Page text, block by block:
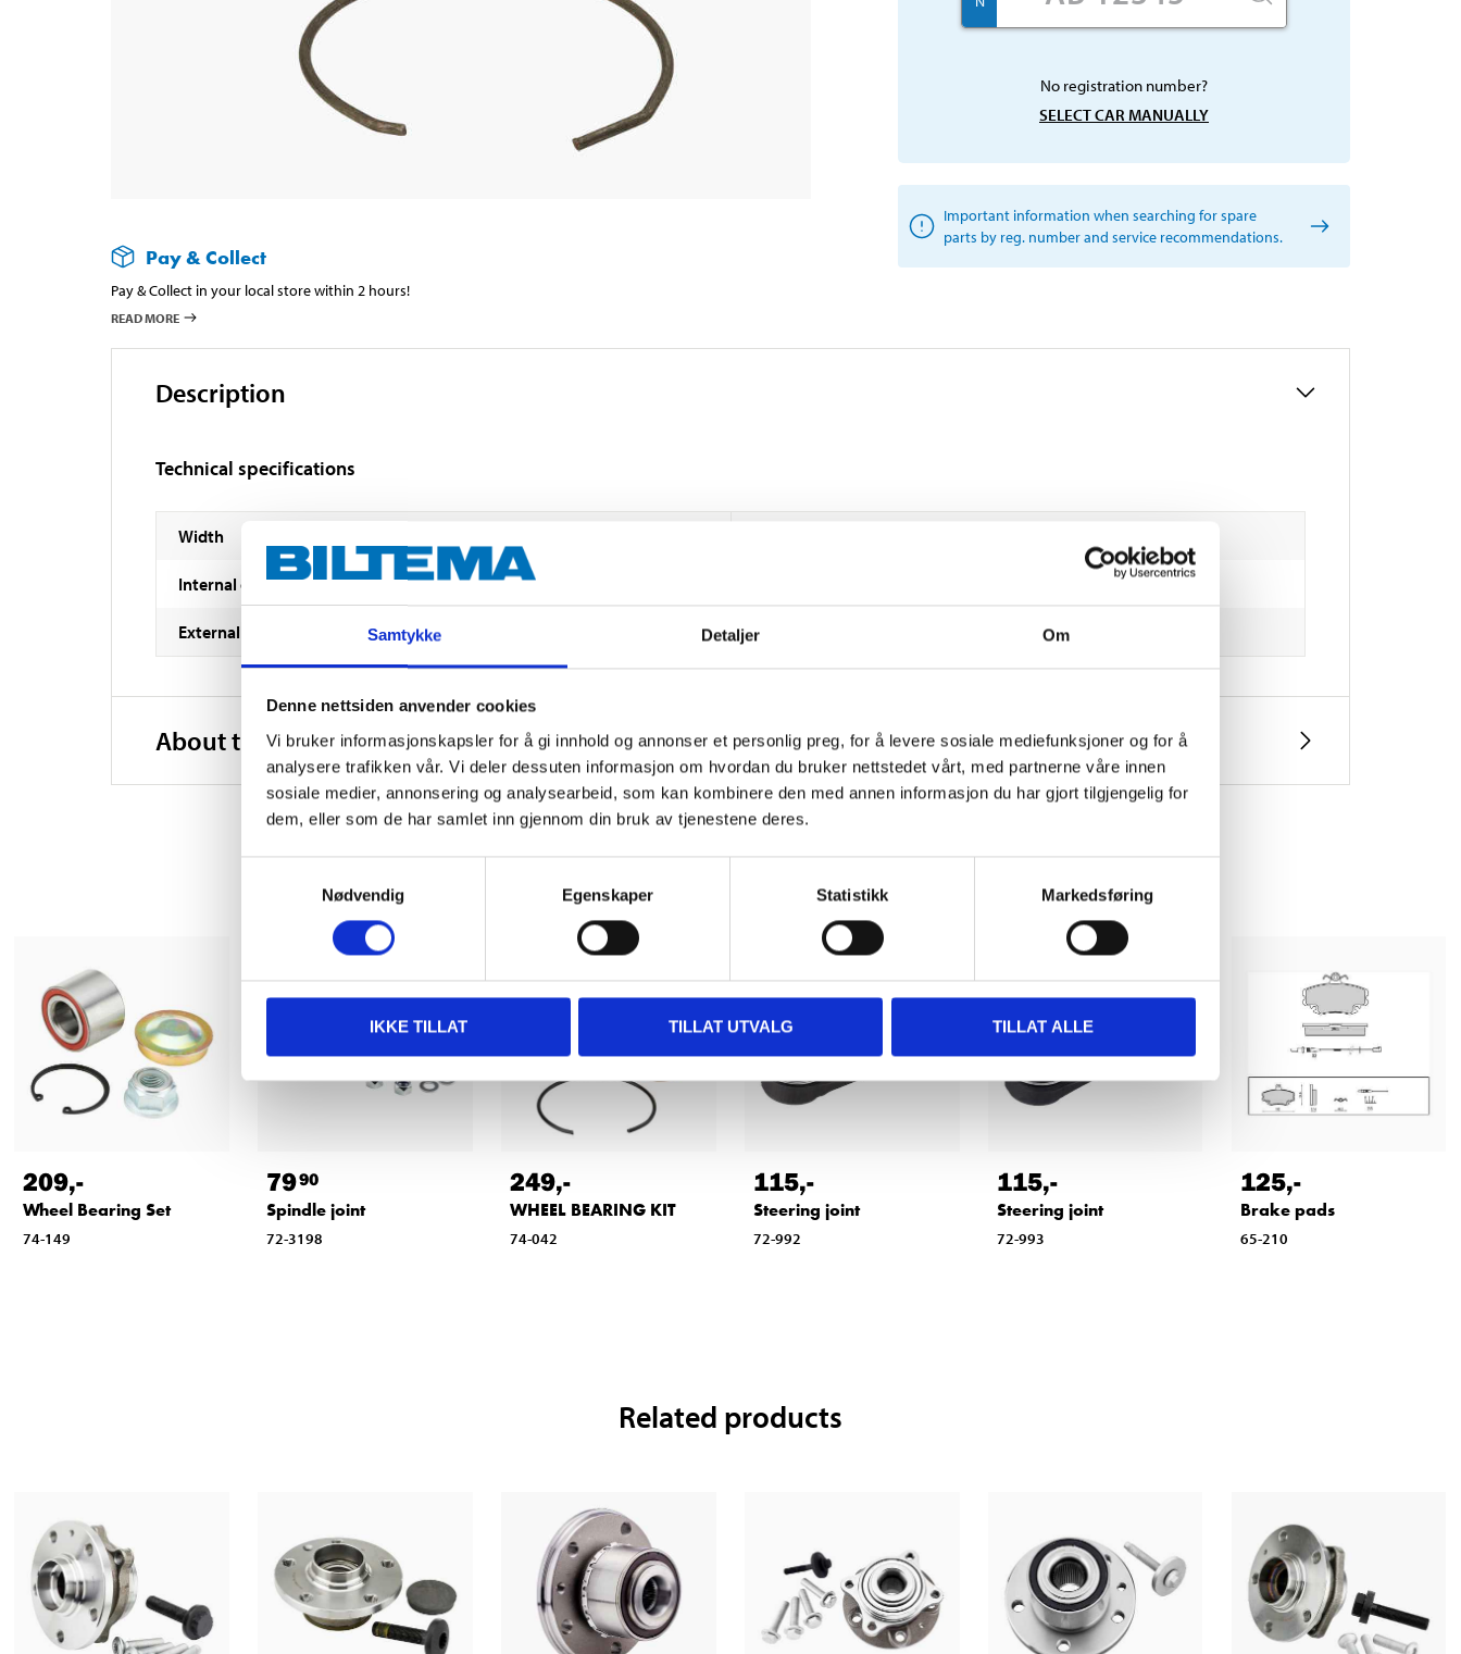
Samtykke Detaljer Om
Denne nettsiden anvender cookies
Vi bruker informasjonskapsler for å gi innhold og annonser et personlig preg, for å levere sosiale mediefunksjoner og for å
analysere trafikken vår. Vi deler dessuten informasjon om hvordan du bruker nettstedet vårt, med partnerne våre innen
sosiale medier, annonsering og analysearbeid, som kan kombinere den med annen informasjon du har gjort tilgjengelig for
dem, eller som de har samlet inn gjennom din bruk av tjenestene deres.
Nødvendig
Egenskaper Statistikk Markedsføring
IKKE TILLAT TILLAT UTVALG TILLAT ALLE
Pay & Collect
Pay & Collect in your local store within 2 hours!
READ MORE
No registration number?
SELECT CAR MANUALLY
Important information when searching for spare
parts by reg. number and service recommendations.
Description
Technical specifications
Width
Internal diameter
External diameter 72 mm
About the manufacturer
Other customers also bought
209,-
Wheel Bearing Set
74-149
7990
Spindle joint
72-3198
249,-
WHEEL BEARING KIT
74-042
115,-
Steering joint
72-992
115,-
Steering joint
72-993
125,-
Brake pads
65-210
Related products